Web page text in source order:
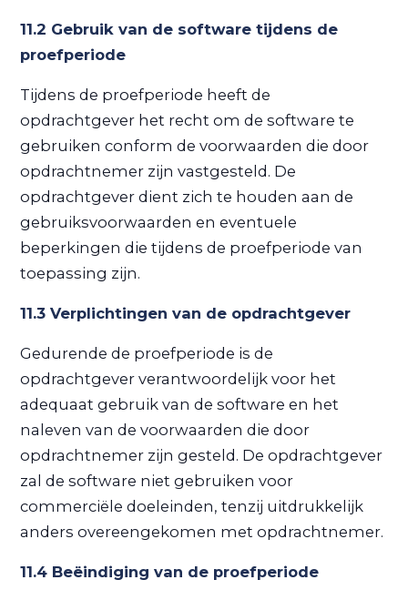
11.2 Gebruik van de software tijdens de
proefperiode
Tijdens de proefperiode heeft de
opdrachtgever het recht om de software te
gebruiken conform de voorwaarden die door
opdrachtnemer zijn vastgesteld. De
opdrachtgever dient zich te houden aan de
gebruiksvoorwaarden en eventuele
beperkingen die tijdens de proefperiode van
toepassing zijn.
11.3 Verplichtingen van de opdrachtgever
Gedurende de proefperiode is de
opdrachtgever verantwoordelijk voor het
adequaat gebruik van de software en het
naleven van de voorwaarden die door
opdrachtnemer zijn gesteld. De opdrachtgever
zal de software niet gebruiken voor
commerciële doeleinden, tenzij uitdrukkelijk
anders overeengekomen met opdrachtnemer.
11.4 Beëindiging van de proefperiode